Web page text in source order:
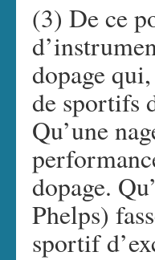
(3) De ce
dopage
de sportifs
Qu’une
dopage.
Phelps)
sportif